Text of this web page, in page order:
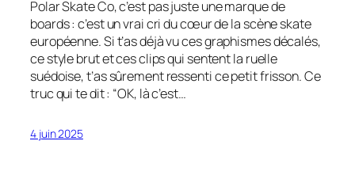
Polar Skate Co, c’est pas juste une marque de
boards : c’est un vrai cri du cœur de la scène skate
européenne. Si t’as déjà vu ces graphismes décalés,
ce style brut et ces clips qui sentent la ruelle
suédoise, t’as sûrement ressenti ce petit frisson. Ce
truc qui te dit : “OK, là c’est…
4 juin 2025